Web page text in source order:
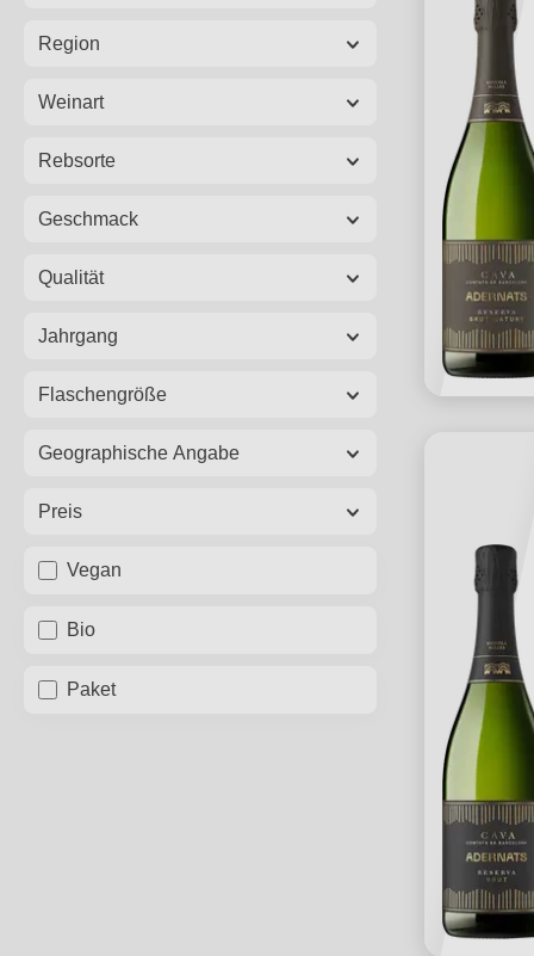
Region
Weinart
Rebsorte
Geschmack
Qualität
Jahrgang
Flaschengröße
Geographische Angabe
Preis
Vegan
Bio
Paket